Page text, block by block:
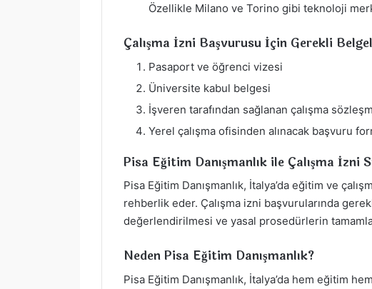
Özellikle Milano ve Torino gibi teknoloji
Çalışma İzni Başvurusu İçin Gerekli
Pasaport ve öğrenci vizesi
Üniversite kabul belgesi
İşveren tarafından sağlanan çalışma
Yerel çalışma ofisinden alınacak başvuru
Pisa Eğitim Danışmanlık ile Çalışma İzni
Pisa Eğitim Danışmanlık, İtalya’da eğitim ve
rehberlik eder. Çalışma izni başvurularında
değerlendirilmesi ve yasal prosedürlerin
Neden Pisa Eğitim Danışmanlık?
Pisa Eğitim Danışmanlık, İtalya’da hem eğitim